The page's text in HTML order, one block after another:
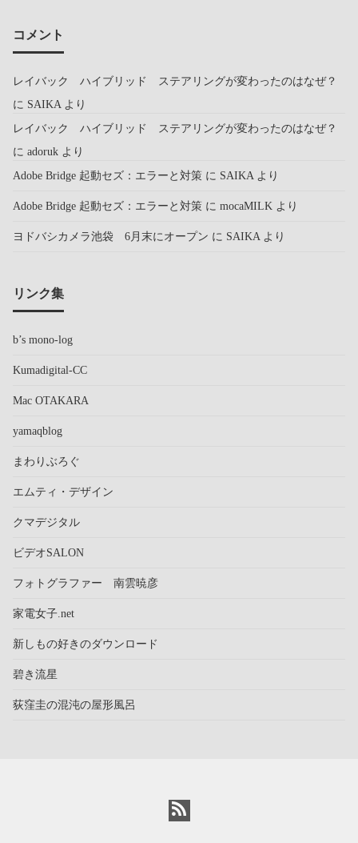
コメント
レイバック ハイブリッド ステアリングが変わったのはなぜ？
に SAIKA より
レイバック ハイブリッド ステアリングが変わったのはなぜ？
に adoruk より
Adobe Bridge 起動セズ：エラーと対策 に SAIKA より
Adobe Bridge 起動セズ：エラーと対策 に mocaMILK より
ヨドバシカメラ池袋 6月末にオープン に SAIKA より
リンク集
b’s mono-log
Kumadigital-CC
Mac OTAKARA
yamaqblog
まわりぶろぐ
エムティ・デザイン
クマデジタル
ビデオSALON
フォトグラファー 南雲暁彦
家電女子.net
新しもの好きのダウンロード
碧き流星
荻窪圭の混沌の屋形風呂